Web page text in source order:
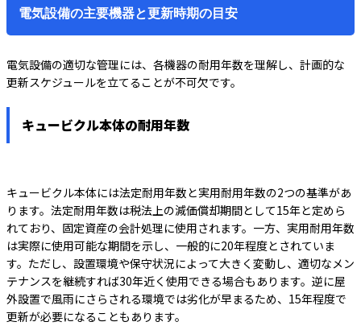
電気設備の主要機器と更新時期の目安
電気設備の適切な管理には、各機器の耐用年数を理解し、計画的な
更新スケジュールを立てることが不可欠です。
キュービクル本体の耐用年数
キュービクル本体には法定耐用年数と実用耐用年数の2つの基準があ
ります。法定耐用年数は税法上の減価償却期間として15年と定めら
れており、固定資産の会計処理に使用されます。一方、実用耐用年数
は実際に使用可能な期間を示し、一般的に20年程度とされていま
す。ただし、設置環境や保守状況によって大きく変動し、適切なメン
テナンスを継続すれば30年近く使用できる場合もあります。逆に屋
外設置で風雨にさらされる環境では劣化が早まるため、15年程度で
更新が必要になることもあります。